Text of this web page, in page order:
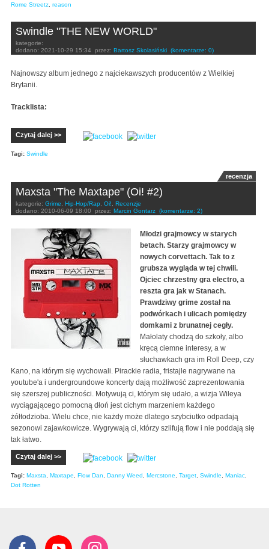
Rome Streetz reason
Swindle "THE NEW WORLD"
kategorie:
dodano: 2021-10-29 15:34 przez: Bartosz Skolasiński (komentarze: 0)
Najnowszy album jednego z najciekawszych producentów z Wielkiej
Brytanii.
Tracklista:
Czytaj dalej >>
Tagi: Swindle
recenzja
Maxsta "The Maxtape" (Oi! #2)
kategorie: Grime Hip-Hop/Rap Oi!
Recenzje
dodano: 2010-06-09 18:00 przez: Marcin Gontarz (komentarze: 2)
Młodzi grajmowcy w starych
betach. Starzy grajmowcy w
nowych corvettach. Tak to z
grubsza wygląda w tej chwili.
Ojciec chrzestny gra electro, a
reszta gra jak w Stanach.
Prawdziwy grime został na
podwórkach i ulicach pomiędzy
domkami z brunatnej cegły.
Małolaty chodzą do szkoły, albo
kręcą ciemne interesy, a w
słuchawkach gra im Roll Deep, czy
Kano, na którym się wychowali. Pirackie radia, fristajle nagrywane na
youtube'a i undergroundowe koncerty dają możliwość zaprezentowania
się szerszej publiczności. Motywują ci, którym się udało, a wizja Wileya
wyciągającego pomocną dłoń jest cichym marzeniem każdego
żółtodzioba. Wielu chce, nie każdy może dlatego szybciutko odpadają
sezonowi zajawkowicze. Wygrywają ci, którzy szlifują flow i nie poddają się
tak łatwo.
Czytaj dalej >>
Tagi: Maxsta Maxtape Flow Dan Danny Weed Mercstone Target Swindle Maniac
Dot Rotten